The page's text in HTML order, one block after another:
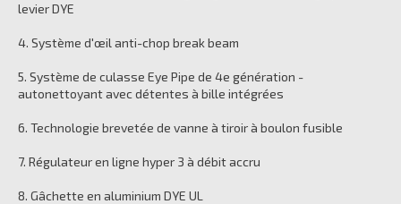
levier DYE
4. Système d'œil anti-chop break beam
5. Système de culasse Eye Pipe de 4e génération -
autonettoyant avec détentes à bille intégrées
6. Technologie brevetée de vanne à tiroir à boulon fusible
7. Régulateur en ligne hyper 3 à débit accru
8. Gâchette en aluminium DYE UL